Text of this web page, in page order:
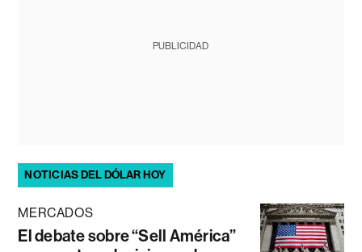
PUBLICIDAD
NOTICIAS DEL DÓLAR HOY
MERCADOS
El debate sobre “Sell América”